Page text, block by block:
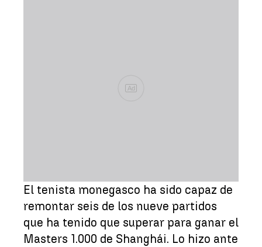
Ad
El tenista monegasco ha sido capaz de
remontar seis de los nueve partidos
que ha tenido que superar para ganar el
Masters 1.000 de Shanghái. Lo hizo ante